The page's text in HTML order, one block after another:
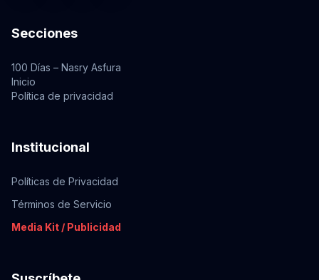
Secciones
100 Días – Nasry Asfura
Inicio
Política de privacidad
Institucional
Políticas de Privacidad
Términos de Servicio
Media Kit / Publicidad